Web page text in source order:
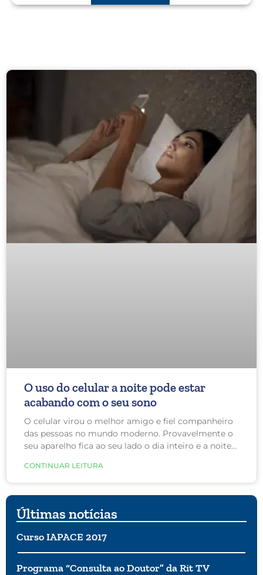
O uso do celular a noite pode estar
acabando com o seu sono
O celular virou o melhor amigo e fiel companheiro
das pessoas no mundo moderno. Provavelmente o
seu aparelho fica ao seu lado o dia inteiro e a noite
um hábito inofensivo, como deitar na cama e usar o
telefone, pode realmente ter um grande impacto na
saúde geral, ao acabar com a qualidade do sono.
CONTINUAR LEITURA
Últimas notícias
Curso IAPACE 2017
Programa “Consulta ao Doutor” da Rit TV